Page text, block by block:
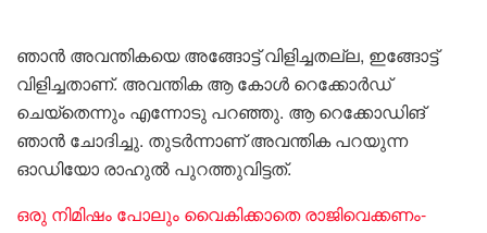
ഞാൻ അവന്തികയെ അങ്ങോട്ട് വിളിച്ചതല്ല, ഇങ്ങോട്ട്
വിളിച്ചതാണ്. അവന്തിക ആ കോൾ റെക്കോർഡ്
ചെയ്തെന്നും എന്നോടു പറഞ്ഞു. ആ റെക്കോഡിങ്
ഞാൻ ചോദിച്ചു. തുടർന്നാണ് അവന്തിക പറയുന്ന
ഓഡിയോ രാഹുൽ പുറത്തുവിട്ടത്.
ഒരു നിമിഷം പോലും വൈകിക്കാതെ രാജിവെക്കണം-